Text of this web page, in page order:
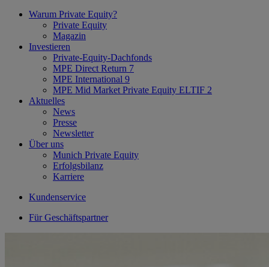
Warum Private Equity?
Private Equity
Magazin
Investieren
Private-Equity-Dachfonds
MPE Direct Return 7
MPE International 9
MPE Mid Market Private Equity ELTIF 2
Aktuelles
News
Presse
Newsletter
Über uns
Munich Private Equity
Erfolgsbilanz
Karriere
Kundenservice
Für Geschäftspartner